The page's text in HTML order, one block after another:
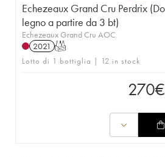
Echezeaux Grand Cru Perdrix
legno a partire da 3 bt)
Echezeaux Grand Cru AOC
2021 T
Lotto di 1 bottiglia | 12 in stock
270€